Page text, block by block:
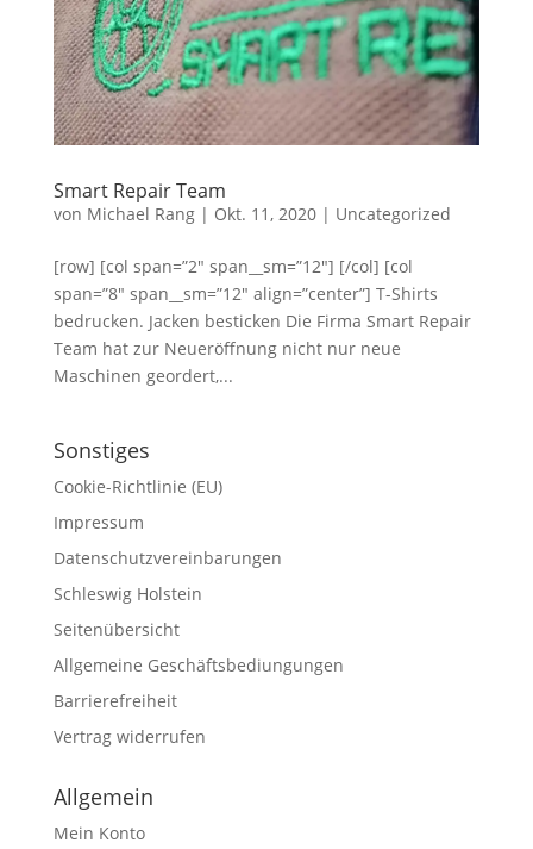
Smart Repair Team
von Michael Rang| Okt. 11, 2020| Uncategorized
[row] [col span=”2″ span__sm=”12″] [/col] [col
span=”8″ span__sm=”12″ align=”center”] T-Shirts
bedrucken. Jacken besticken Die Firma Smart Repair
Team hat zur Neueröffnung nicht nur neue
Maschinen geordert,...
Sonstiges
Cookie-Richtlinie (EU)
Impressum
Datenschutzvereinbarungen
Schleswig Holstein
Seitenübersicht
Allgemeine Geschäftsbediungungen
Barrierefreiheit
Vertrag widerrufen
Allgemein
Mein Konto